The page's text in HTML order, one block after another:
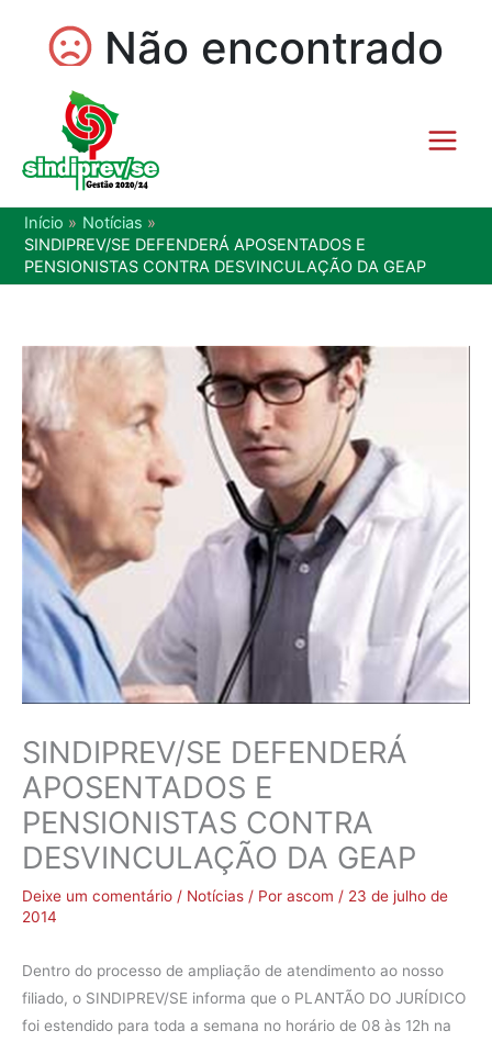
Início
Notícias
SINDIPREV/SE DEFENDERÁ APOSENTADOS E
PENSIONISTAS CONTRA DESVINCULAÇÃO DA GEAP
SINDIPREV/SE DEFENDERÁ
APOSENTADOS E
PENSIONISTAS CONTRA
DESVINCULAÇÃO DA GEAP
Deixe um comentário / Notícias / Por ascom / 23 de julho de
2014
Dentro do processo de ampliação de atendimento ao nosso
filiado, o SINDIPREV/SE informa que o PLANTÃO DO JURÍDICO
foi estendido para toda a semana no horário de 08 às 12h na